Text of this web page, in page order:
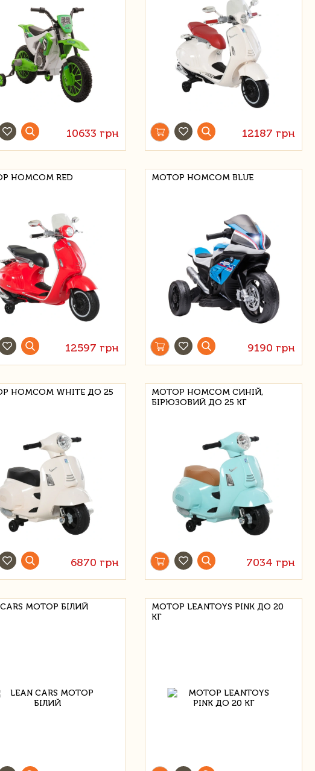
10633 грн 12187 грн
HOMCOM RED
12597 грн
МОТОР HOMCOM BLUE
9190 грн
HOMCOM WHITE ДО 25
6870 грн
МОТОР HOMCOM СИНІЙ,
БІРЮЗОВИЙ ДО 25 КГ
7034 грн
CARS МОТОР БІЛИЙ
МОТОР LEANTOYS PINK ДО 20
КГ